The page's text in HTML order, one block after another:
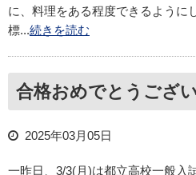
に、料理をある程度できるように
標...続きを読む
合格おめでとうござ
2025年03月05日
一昨日、3/3(月)は都立高校一般入